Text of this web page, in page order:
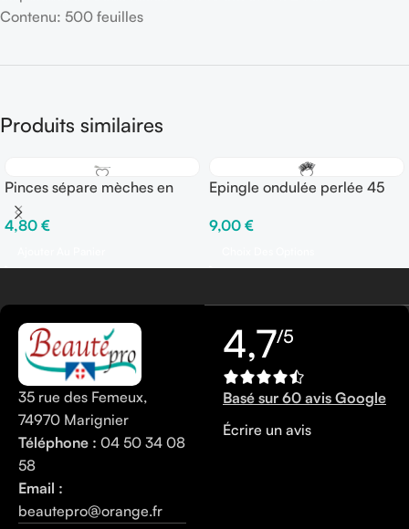
Contenu: 500 feuilles
Produits similaires
Pinces sépare mèches en
ALU 9 cm – Sachet de 12
pinces
4,80 €
Epingle ondulée perlée 45
9,00 €
35 rue des Femeux,
74970 Marignier
Téléphone : 04 50 34 08
58
Email :
beautepro@orange.fr
4,7/5
Basé sur 60 avis Google
Écrire un avis